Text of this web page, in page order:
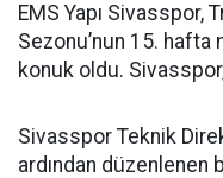
EMS Yapı Sivasspor,
Sezonu’nun 15. hafta
konuk oldu.
Sivasspor Teknik
ardından düzenlenen